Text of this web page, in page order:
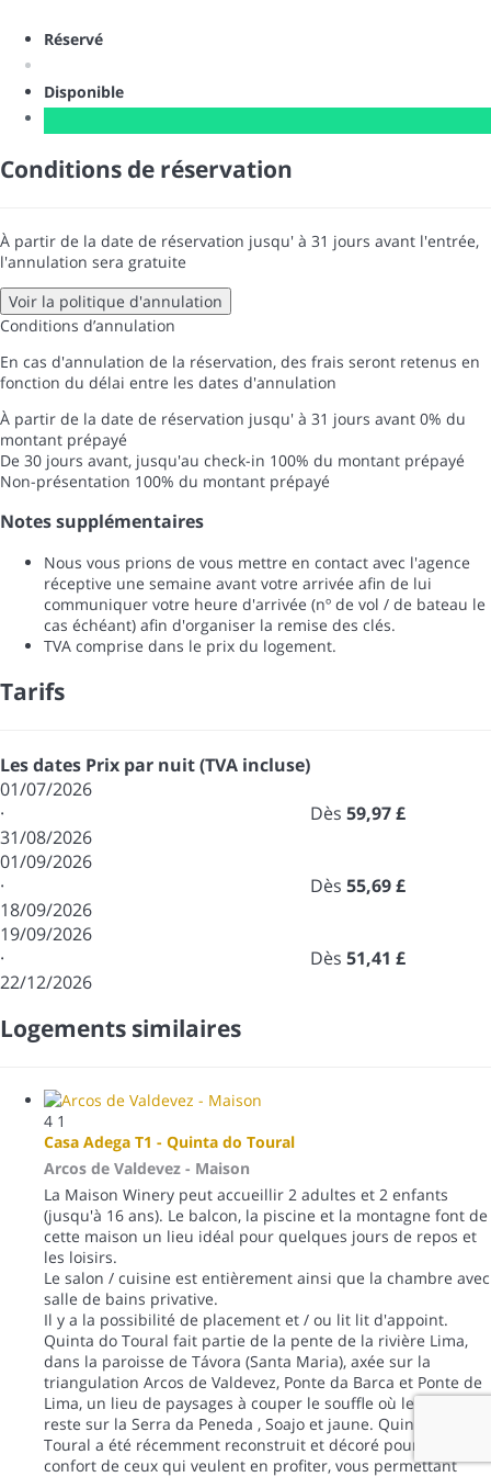
Réservé
Disponible
Conditions de réservation
À partir de la date de réservation jusqu' à 31 jours avant l'entrée,
l'annulation sera gratuite
Voir la politique d'annulation
Conditions d’annulation
En cas d'annulation de la réservation, des frais seront retenus en
fonction du délai entre les dates d'annulation
À partir de la date de réservation jusqu' à 31 jours avant 0% du
montant prépayé
De 30 jours avant, jusqu'au check-in 100% du montant prépayé
Non-présentation 100% du montant prépayé
Notes supplémentaires
Nous vous prions de vous mettre en contact avec l'agence
réceptive une semaine avant votre arrivée afin de lui
communiquer votre heure d'arrivée (nº de vol / de bateau le
cas échéant) afin d'organiser la remise des clés.
TVA comprise dans le prix du logement.
Tarifs
Les dates Prix par nuit (TVA incluse)
01/07/2026
·
31/08/2026
Dès 59,97 £
01/09/2026
·
18/09/2026
Dès 55,69 £
19/09/2026
·
22/12/2026
Dès 51,41 £
Logements similaires
4 1
Casa Adega T1 - Quinta do Toural
Arcos de Valdevez - Maison
La Maison Winery peut accueillir 2 adultes et 2 enfants
(jusqu'à 16 ans). Le balcon, la piscine et la montagne font de
cette maison un lieu idéal pour quelques jours de repos et
les loisirs.
Le salon / cuisine est entièrement ainsi que la chambre avec
salle de bains privative.
Il y a la possibilité de placement et / ou lit lit d'appoint.
Quinta do Toural fait partie de la pente de la rivière Lima,
dans la paroisse de Távora (Santa Maria), axée sur la
triangulation Arcos de Valdevez, Ponte da Barca et Ponte de
Lima, un lieu de paysages à couper le souffle où le regard
reste sur la Serra da Peneda , Soajo et jaune. Quinta da
Toural a été récemment reconstruit et décoré pour le
confort de ceux qui veulent en profiter, vous permettant